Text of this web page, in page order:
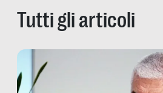
Tutti gli articoli